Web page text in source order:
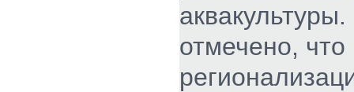
отмечено,